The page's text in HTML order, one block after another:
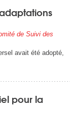
de Suivi des
avait été adopté,
pour la